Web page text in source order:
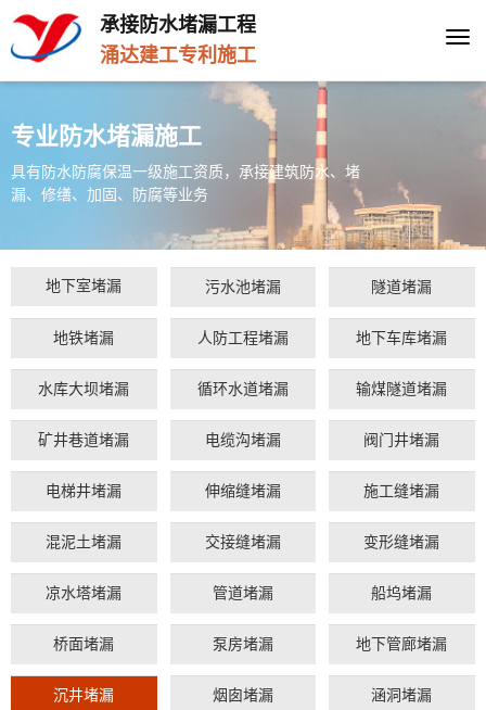
承接防水堵漏工程
涌达建工专利施工
专业防水堵漏施工
具有防水防腐保温一级施工资质，承接建筑防水、堵
漏、修缮、加固、防腐等业务
地下室堵漏 污水池堵漏 隧道堵漏
地铁堵漏 人防工程堵漏 地下车库堵漏
水库大坝堵漏 循环水道堵漏 输煤隧道堵漏
矿井巷道堵漏 电缆沟堵漏 阀门井堵漏
电梯井堵漏 伸缩缝堵漏 施工缝堵漏
混泥土堵漏 交接缝堵漏 变形缝堵漏
凉水塔堵漏 管道堵漏 船坞堵漏
桥面堵漏 泵房堵漏 地下管廊堵漏
沉井堵漏 烟囱堵漏 涵洞堵漏